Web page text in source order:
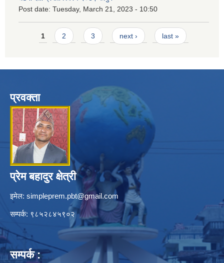
Post date: Tuesday, March 21, 2023 - 10:50
Pages
1 2 3 next › last »
प्रवक्ता
प्रेम बहादुर क्षेत्री
इमेल: simpleprem.pbt@gmail.com
सम्पर्क: ९८५२८४५९०२
सम्पर्क :